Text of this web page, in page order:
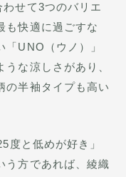
せて3つのバリエ
も快適に過ごすな
UNO（ウノ）」
な涼しさがあり、
の半袖タイプも高い
度と低めが好き」
う方であれば、綾織